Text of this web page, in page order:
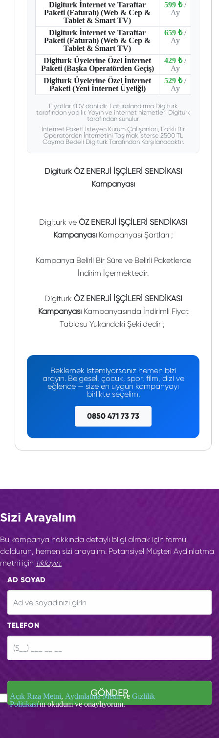
Digiturk İnternet ve Taraftar
Paketi (Faturalı) (Web & Cep &
Tablet & Smart TV)
599 ₺ /
Ay
Digiturk İnternet ve Taraftar
Paketi (Faturalı) (Web & Cep &
Tablet & Smart TV)
659 ₺ /
Ay
Digiturk Üyelerine Özel İnternet
Paketi (Başka Operatörden Geçiş)
429 ₺ /
Ay
Digiturk Üyelerine Özel İnternet
Paketi (Yeni İnternet Üyeliği)
529 ₺ /
Ay
Fiyatlar KDV dahildir. Faturalandırma Digiturk
tarafından yapılır. Yayın ve internet hizmetleri Digiturk
tarafından sunulur.
İnternet Paketi İsteyen Kurum Çalışanları, Farklı Bir
Operatörden İnternetini Taşımak İsterse 2500 TL
Cayma Bedeli Digiturk Tarafından Karşılanacaktır.
Digiturk ÖZ ENERJİ İŞÇİLERİ SENDİKASI
Kampanyası
Digiturk ve ÖZ ENERJİ İŞÇİLERİ SENDİKASI
Kampanyası Kampanyası Şartları ;
Kampanya Belirli Bir Süre ve Belirli Paketlerde
İndirim İçermektedir.
Digiturk ÖZ ENERJİ İŞÇİLERİ SENDİKASI
KampanyasıKampanyasında İndirimli Fiyat
Tablosu Yukarıdaki Şekildedir ;
Beklemek istemiyorsanız hemen bizi
arayın. Belgesel, çocuk, spor, film, dizi ve
eğlence — size en uygun kampanyayı
birlikte seçelim.
0850 471 73 73
Sizi Arayalım
Bu kampanya hakkında detaylı bilgi almak için formu
doldurun, hemen sizi arayalım. Potansiyel Müşteri Aydınlatma
metni için tıklayın.
AD SOYAD
TELEFON
GÖNDER
Açık Rıza Metni, Aydınlatma Metnive Gizlilik
Politikası'nı okudum ve onaylıyorum.